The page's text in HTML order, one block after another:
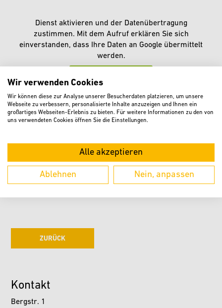
Dienst aktivieren und der Datenübertragung
zustimmen. Mit dem Aufruf erklären Sie sich
einverstanden, dass Ihre Daten an Google übermittelt
werden.
Informationen zum Datenschutz finden Sie in der
Datenschutzerklärung
Dort können Sie diesen Dienst auch wieder
ZURÜCK
Kontakt
Bergstr. 1
Wir verwenden Cookies
Wir können diese zur Analyse unserer Besucherdaten platzieren, um unsere
Webseite zu verbessern, personalisierte Inhalte anzuzeigen und Ihnen ein
großartiges Webseiten-Erlebnis zu bieten. Für weitere Informationen zu den von
uns verwendeten Cookies öffnen Sie die Einstellungen.
Alle akzeptieren
Ablehnen Nein, anpassen